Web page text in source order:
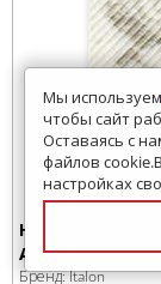
Напольная
Arabescato Play
Бренд:Italon
Мы используем
чтобы сайт
Оставаясь с
файлов
настройках